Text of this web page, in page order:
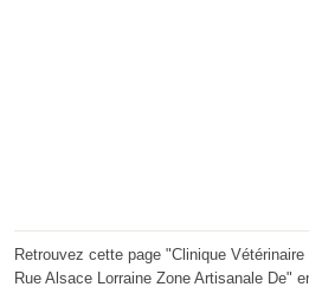
Retrouvez cette page "Clinique
Rue Alsace Lorraine Zone Artisanale De"